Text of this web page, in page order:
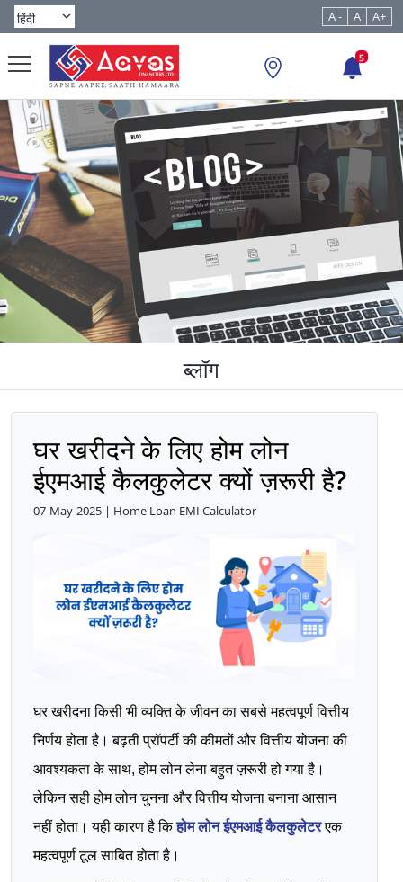
A - A A+
5
ब्लॉग
घर खरीदने के लिए होम लोन
ईएमआई कैलकुलेटर क्यों ज़रूरी है?
07-May-2025 | Home Loan EMI Calculator
घर खरीदना किसी भी व्यक्ति के जीवन का सबसे महत्वपूर्ण वित्तीय
निर्णय होता है। बढ़ती प्रॉपर्टी की कीमतों और वित्तीय योजना की
आवश्यकता के साथ, होम लोन लेना बहुत ज़रूरी हो गया है।
लेकिन सही होम लोन चुनना और वित्तीय योजना बनाना आसान
नहीं होता। यही कारण है किहोम लोन ईएमआई कैलकुलेटरएक
महत्वपूर्ण टूल साबित होता है।